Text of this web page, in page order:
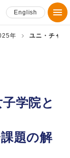
English
年 ユニ・チャー
学院と
題の解